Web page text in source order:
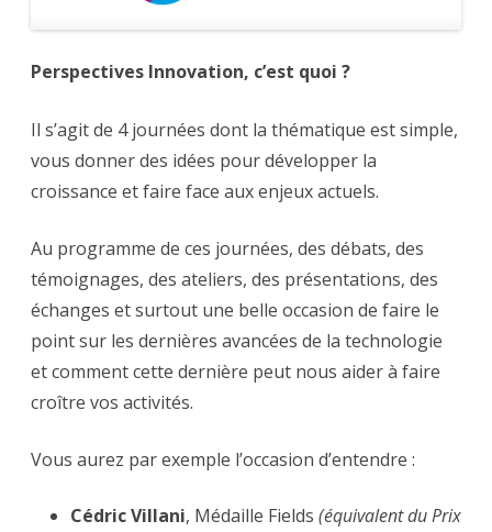
Perspectives Innovation, c’est quoi ?
Il s’agit de 4 journées dont la thématique est simple,
vous donner des idées pour développer la
croissance et faire face aux enjeux actuels.
Au programme de ces journées, des débats, des
témoignages, des ateliers, des présentations, des
échanges et surtout une belle occasion de faire le
point sur les dernières avancées de la technologie
et comment cette dernière peut nous aider à faire
croître vos activités.
Vous aurez par exemple l’occasion d’entendre :
Cédric Villani, Médaille Fields (équivalent du Prix